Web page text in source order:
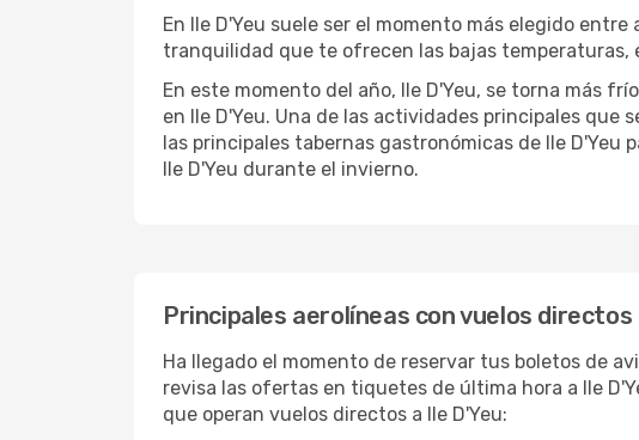
En Ile D'Yeu suele ser el momento más elegido
tranquilidad que te ofrecen las bajas temperaturas,
En este momento del año, Ile D'Yeu, se torna más
en Ile D'Yeu. Una de las actividades principales
las principales tabernas gastronómicas de Ile D'Yeu
Ile D'Yeu durante el invierno.
Principales aerolíneas con vuelos directos
Ha llegado el momento de reservar tus boletos de
revisa las ofertas en tiquetes de última hora a Ile
que operan vuelos directos a Ile D'Yeu: